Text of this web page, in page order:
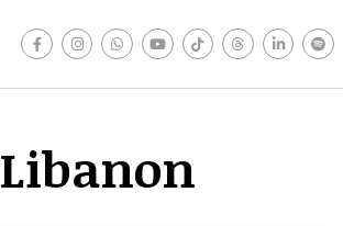
Libanon